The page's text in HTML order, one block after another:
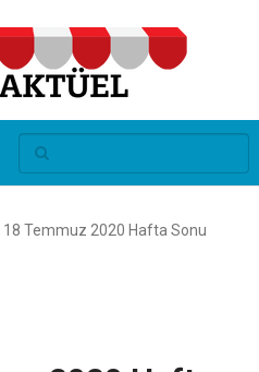
18 Temmuz 2020 Hafta Sonu